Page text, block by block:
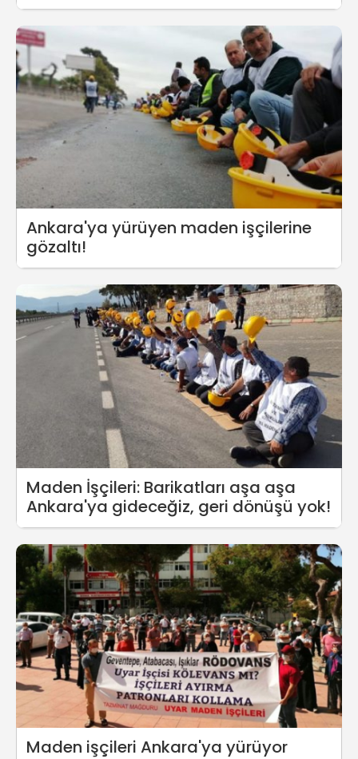
Ankara'ya yürüyen maden işçilerine
gözaltı!
Maden İşçileri: Barikatları aşa aşa
Ankara'ya gideceğiz, geri dönüşü yok!
Maden işçileri Ankara'ya yürüyor